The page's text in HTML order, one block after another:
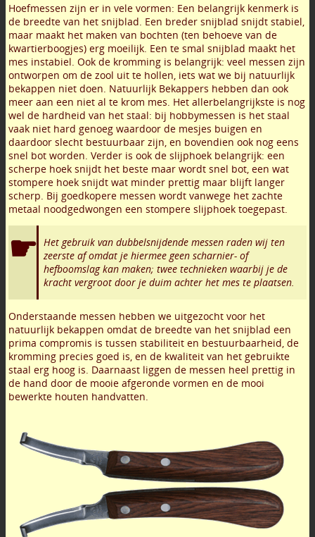
Hoefmessen zijn er in vele vormen: Een belangrijk kenmerk is
de breedte van het snijblad. Een breder snijblad snijdt stabiel,
maar maakt het maken van bochten (ten behoeve van de
kwartierboogjes) erg moeilijk. Een te smal snijblad maakt het
mes instabiel. Ook de kromming is belangrijk: veel messen zijn
ontworpen om de zool uit te hollen, iets wat we bij natuurlijk
bekappen niet doen. Natuurlijk Bekappers hebben dan ook
meer aan een niet al te krom mes. Het allerbelangrijkste is nog
wel de hardheid van het staal: bij hobbymessen is het staal
vaak niet hard genoeg waardoor de mesjes buigen en
daardoor slecht bestuurbaar zijn, en bovendien ook nog eens
snel bot worden. Verder is ook de slijphoek belangrijk: een
scherpe hoek snijdt het beste maar wordt snel bot, een wat
stompere hoek snijdt wat minder prettig maar blijft langer
scherp. Bij goedkopere messen wordt vanwege het zachte
metaal noodgedwongen een stompere slijphoek toegepast.
Het gebruik van dubbelsnijdende messen raden wij ten
zeerste af omdat je hiermee geen scharnier- of
hefboomslag kan maken; twee technieken waarbij je de
kracht vergroot door je duim achter het mes te plaatsen.
Onderstaande messen hebben we uitgezocht voor het
natuurlijk bekappen omdat de breedte van het snijblad een
prima compromis is tussen stabiliteit en bestuurbaarheid, de
kromming precies goed is, en de kwaliteit van het gebruikte
staal erg hoog is. Daarnaast liggen de messen heel prettig in
de hand door de mooie afgeronde vormen en de mooi
bewerkte houten handvatten.